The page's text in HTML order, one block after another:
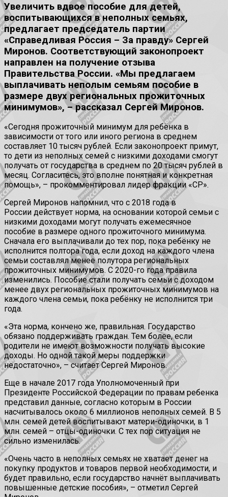
Увеличить вдвое пособие для детей,
воспитывающихся в неполных семьях,
предлагает председатель партии
«Справедливая Россия – За правду» Сергей
Миронов. Соответствующий законопроект
направлен на получение отзыва
Правительства России. «Мы предлагаем
выплачивать неполым семьям пособие в
размере двух региональных прожиточных
минимумов», – рассказал Сергей Миронов.
«Сегодня прожиточный минимум для ребёнка в
зависимости от того или иного региона в среднем
составляет 10 тысяч рублей. Если законопроект примут,
то дети из неполных семей с низкими доходами смогут
получать от государства в среднем по 20 тысяч рублей в
месяц. Согласитесь, это вполне понятная и конкретная
помощь», – прокомментировал лидер фракции «СР».
Сергей Миронов напомнил, что с 2018 года в
России действует норма, на основании которой семьи с
низкими доходами могут получать ежемесячное
пособие в размере одного прожиточного минимума.
Сначала его выплачивали до тех пор, пока ребёнку не
исполнится полтора года, если доход на каждого члена
семьи составлял менее полутора региональных
прожиточных минимумов. С 2020-го года правила
изменились. Пособие стали получать семьи с доходом
менее двух региональных прожиточных минимумов на
каждого члена семьи, пока ребёнку не исполнится три
года.
«Эта норма, кончено же, правильная. Государство
обязано поддерживать граждан. Тем более, если
родители не имеют возможности получать высокие
доходы. Но одной такой меры поддержки
недостаточно», – считает Сергей Миронов.
Еще в начале 2017 года Уполномоченный при
Президенте Российской Федерации по правам ребенка
представил данные, согласно которым в России
насчитывалось около 6 миллионов неполных семей. В 5
млн. семей детей воспитывают матери-одиночки, в 1
млн. семей – отцы-одиночки. С тех пор ситуация не
сильно изменилась.
«Очень часто в неполных семьях не хватает денег на
покупку продуктов и товаров первой необходимости, и
будет правильно, если государство начнёт выплачивать
повышенные детские пособия», – отметил Сергей